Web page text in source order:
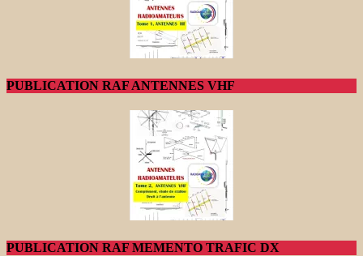
PUBLICATION RAF ANTENNES VHF
PUBLICATION RAF MEMENTO TRAFIC DX